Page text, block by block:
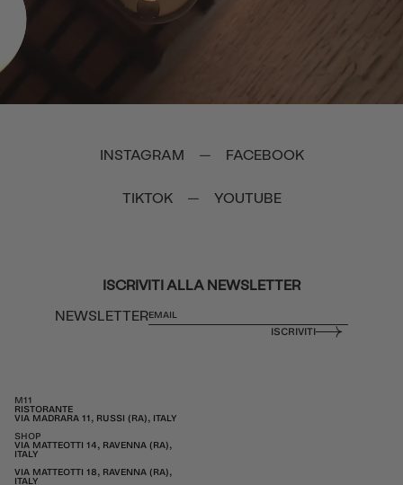
INSTAGRAM — FACEBOOK
TIKTOK — YOUTUBE
ISCRIVITI ALLA NEWSLETTER
NEWSLETTER
ISCRIVITI
M11
RISTORANTE
VIA MADRARA 11, RUSSI (RA), ITALY
SHOP
VIA MATTEOTTI 14, RAVENNA (RA),
ITALY
VIA MATTEOTTI 18, RAVENNA (RA),
ITALY